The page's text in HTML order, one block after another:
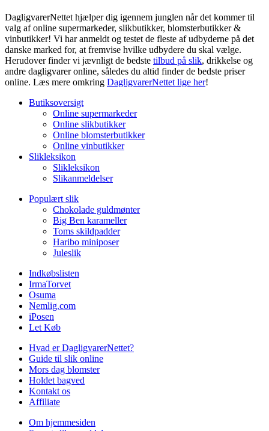
DagligvarerNettet hjælper dig igennem junglen når det kommer til
valg af online supermarkeder, slikbutikker, blomsterbutikker &
vinbutikker! Vi har anmeldt og testet de fleste af udbyderne på det
danske marked for, at fremvise hvilke udbydere du skal vælge.
Herudover finder vi jævnligt de bedste tilbud på slik, drikkelse og
andre dagligvarer online, således du altid finder de bedste priser
online. Læs mere omkring DagligvarerNettet lige her!
Butiksoversigt
Online supermarkeder
Online slikbutikker
Online blomsterbutikker
Online vinbutikker
Slikleksikon
Slikleksikon
Slikanmeldelser
Populært slik
Chokolade guldmønter
Big Ben karameller
Toms skildpadder
Haribo miniposer
Juleslik
Indkøbslisten
IrmaTorvet
Osuma
Nemlig.com
iPosen
Let Køb
Hvad er DagligvarerNettet?
Guide til slik online
Mors dag blomster
Holdet bagved
Kontakt os
Affiliate
Om hjemmesiden